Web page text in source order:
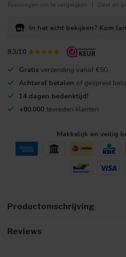
Toevoegen om te vergelijken Deel dit
In het echt bekijken? Kom
9.3/10
Gratis verzending vanaf €50,-
Achteraf betalen of gespreid
14 dagen bedenktijd!
+80.000 tevreden klanten
Makkelijk en veilig
Productomschrijving
Reviews